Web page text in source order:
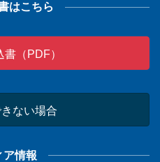
はこちら
書（PDF）
ない場合
ア情報